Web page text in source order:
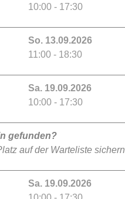
10:00 - 17:30
So. 13.09.2026
11:00 - 18:30
Sa. 19.09.2026
10:00 - 17:30
gefunden?
auf der Warteliste sichern
Sa. 19.09.2026